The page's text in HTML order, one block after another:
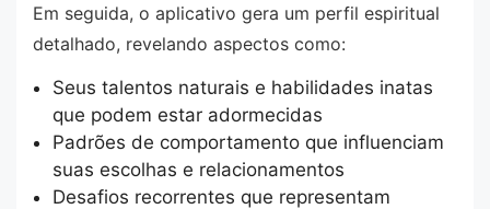
Em seguida, o aplicativo gera um perfil espiritual
detalhado, revelando aspectos como:
Seus talentos naturais e habilidades inatas
que podem estar adormecidas
Padrões de comportamento que influenciam
suas escolhas e relacionamentos
Desafios recorrentes que representam